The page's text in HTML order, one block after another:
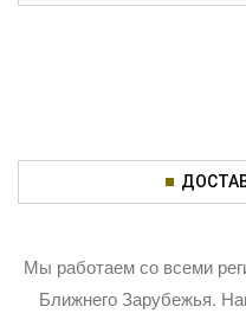
Мы работаем со всеми
Ближнего Зарубежья.